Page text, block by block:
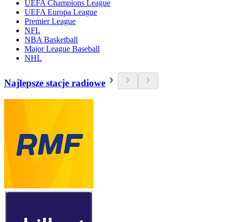
UEFA Champions League
UEFA Europa League
Premier League
NFL
NBA Basketball
Major League Baseball
NHL
Najlepsze stacje radiowe